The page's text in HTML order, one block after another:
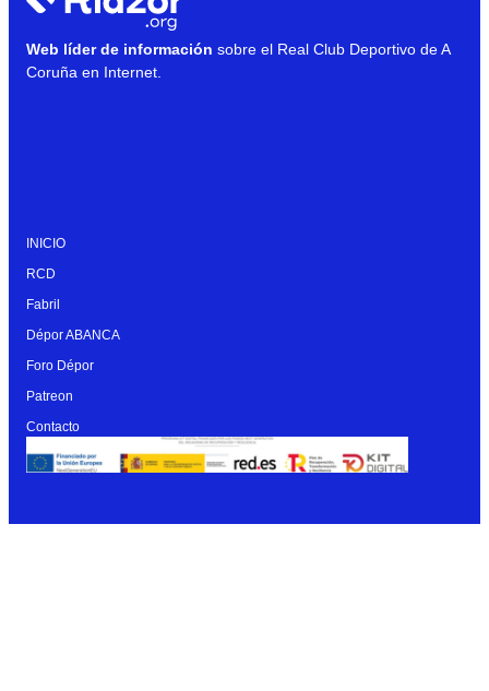
Web líder de información sobre el Real Club Deportivo de A
Coruña en Internet.
INICIO
RCD
Fabril
Dépor ABANCA
Foro Dépor
Patreon
Contacto